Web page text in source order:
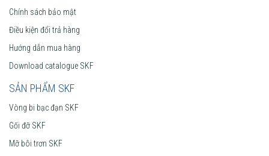
Chính sách bảo mật
Điều kiện đổi trả hàng
Hướng dẫn mua hàng
Download catalogue SKF
SẢN PHẨM SKF
Vòng bi bạc đạn SKF
Gối đỡ SKF
Mỡ bôi trơn SKF